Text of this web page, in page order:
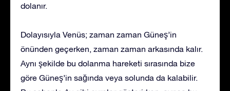
dolanır.
Dolayısıyla Venüs; zaman zaman Güneş’in
önünden geçerken, zaman zaman arkasında kalır.
Aynı şekilde bu dolanma hareketi sırasında bize
göre Güneş’in sağında veya solunda da kalabilir.